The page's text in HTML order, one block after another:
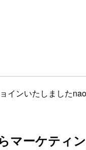
ンいたしましたnao
マーケティ